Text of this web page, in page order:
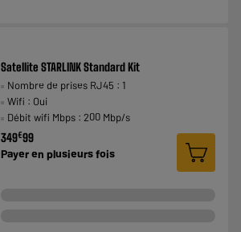
Satellite STARLINK Standard Kit
Nombre de prises RJ45 : 1
Wifi : Oui
Débit wifi Mbps : 200 Mbp/s
349€99
Payer en plusieurs fois